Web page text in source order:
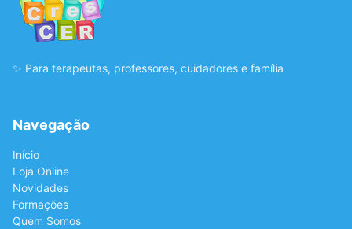
✨ Para terapeutas, professores, cuidadores e família
Navegação
Início
Loja Online
Novidades
Formações
Quem Somos